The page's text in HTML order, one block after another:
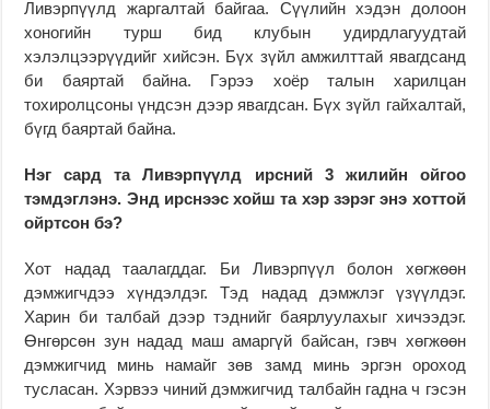
Ливэрпүүлд жаргалтай байгаа. Сүүлийн хэдэн долоон
хоногийн турш бид клубын удирдлагуудтай
хэлэлцээрүүдийг хийсэн. Бүх зүйл амжилттай явагдсанд
би баяртай байна. Гэрээ хоёр талын харилцан
тохиролцсоны үндсэн дээр явагдсан. Бүх зүйл гайхалтай,
бүгд баяртай байна.
Нэг сард та Ливэрпүүлд ирсний 3 жилийн ойгоо
тэмдэглэнэ. Энд ирснээс хойш та хэр зэрэг энэ хоттой
ойртсон бэ?
Хот надад таалагддаг. Би Ливэрпүүл болон хөгжөөн
дэмжигчдээ хүндэлдэг. Тэд надад дэмжлэг үзүүлдэг.
Харин би талбай дээр тэднийг баярлуулахыг хичээдэг.
Өнгөрсөн зун надад маш амаргүй байсан, гэвч хөгжөөн
дэмжигчид минь намайг зөв замд минь эргэн ороход
тусласан. Хэрвээ чиний дэмжигчид талбайн гадна ч гэсэн